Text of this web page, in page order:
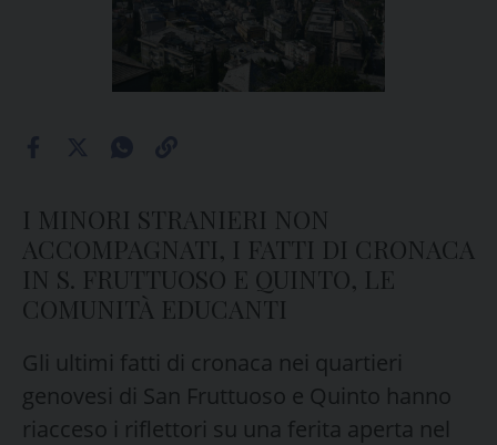
I MINORI STRANIERI NON
ACCOMPAGNATI, I FATTI DI CRONACA
IN S. FRUTTUOSO E QUINTO, LE
COMUNITÀ EDUCANTI
Gli ultimi fatti di cronaca nei quartieri
genovesi di San Fruttuoso e Quinto hanno
riacceso i riflettori su una ferita aperta nel